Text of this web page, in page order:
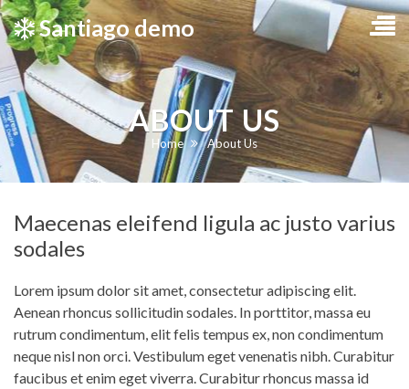
Santiago demo
ABOUT US
Home Current:
About Us
Maecenas eleifend ligula ac justo varius
sodales
Lorem ipsum dolor sit amet, consectetur adipiscing elit.
Aenean rhoncus sollicitudin sodales. In porttitor, massa eu
rutrum condimentum, elit felis tempus ex, non condimentum
neque nisl non orci. Vestibulum eget venenatis nibh. Curabitur
faucibus et enim eget viverra. Curabitur rhoncus massa id